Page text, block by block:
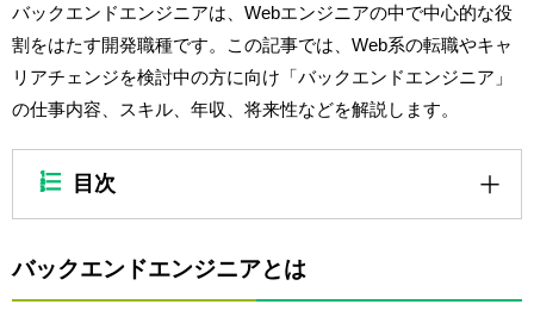
バックエンドエンジニアは、Webエンジニアの中で中心的な役
割をはたす開発職種です。この記事では、Web系の転職やキャ
リアチェンジを検討中の方に向け「バックエンドエンジニア」
の仕事内容、スキル、年収、将来性などを解説します。
目次
バックエンドエンジニアとは